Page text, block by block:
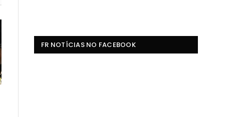
FR NOTÍCIAS NO FACEBOOK